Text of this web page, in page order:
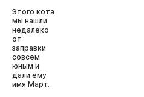
Этого кота
мы нашли
недалеко
от
заправки
совсем
юным и
дали ему
имя Март.